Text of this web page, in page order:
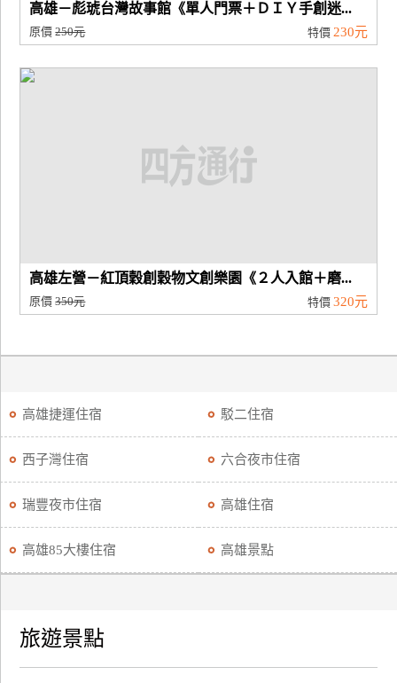
高雄－彪琥台灣故事館《單人門票＋ＤＩＹ手創迷...
原價250元 特價 230元
高雄左營－紅頂穀創穀物文創樂園《２人入館＋磨...
原價350元 特價 320元
高雄捷運住宿 駁二住宿
西子灣住宿 六合夜市住宿
瑞豐夜市住宿 高雄住宿
高雄85大樓住宿 高雄景點
旅遊景點